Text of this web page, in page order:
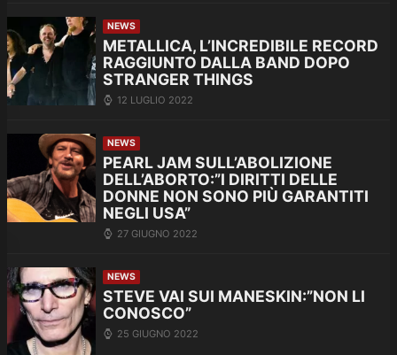
NEWS
METALLICA, L’INCREDIBILE RECORD
RAGGIUNTO DALLA BAND DOPO
STRANGER THINGS
12 LUGLIO 2022
NEWS
PEARL JAM SULL’ABOLIZIONE
DELL’ABORTO:”I DIRITTI DELLE
DONNE NON SONO PIÙ GARANTITI
NEGLI USA”
27 GIUGNO 2022
NEWS
STEVE VAI SUI MANESKIN:”NON LI
CONOSCO”
25 GIUGNO 2022